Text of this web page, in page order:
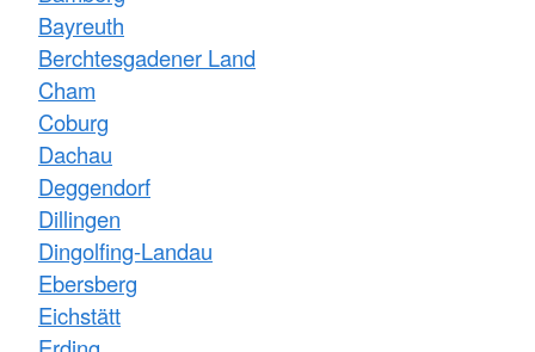
Bayreuth
Berchtesgadener Land
Cham
Coburg
Dachau
Deggendorf
Dillingen
Dingolfing-Landau
Ebersberg
Eichstätt